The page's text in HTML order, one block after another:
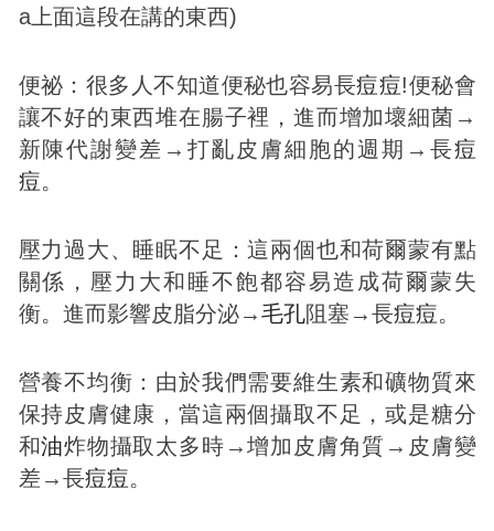
a上面這段在講的東西)
便祕：很多人不知道便秘也容易長痘痘!便秘會
讓不好的東西堆在腸子裡，進而增加壞細菌→
新陳代謝變差→打亂皮膚細胞的週期→長痘
痘。
壓力過大、睡眠不足：這兩個也和荷爾蒙有點
關係，壓力大和睡不飽都容易造成荷爾蒙失
衡。進而影響皮脂分泌→毛孔阻塞→長痘痘。
營養不均衡：由於我們需要維生素和礦物質來
保持皮膚健康，當這兩個攝取不足，或是糖分
和油炸物攝取太多時→增加皮膚角質→皮膚變
差→長痘痘。